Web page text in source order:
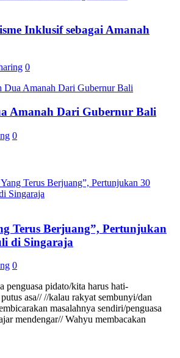
Inklusif sebagai Amanah
0
Amanah Dari Gubernur Bali
0
Terus Berjuang”, Pertunjukan
di Singaraja
0
penguasa pidato/kita harus hati-
asa// //kalau rakyat sembunyi/dan
masalahnya sendiri/penguasa
mendengar// Wahyu membacakan